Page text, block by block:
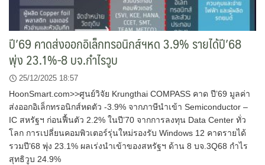
ปี’69 คาดส่งออกอิเล็กทรอนิกส์ฯหด 3.9% รายได้ปี’68
พุ่ง 23.1%-8 บจ.กำไรวูบ
25/12/2025 18:57
HoonSmart.com>>ศูนย์วิจัย Krungthai COMPASS คาด ปี’69 มูลค่า
ส่งออกอิเล็กทรอนิกส์หดตัว -3.9% จากภาษีนำเข้า Semiconductor –
IC สหรัฐฯ ก่อนฟื้นตัว 2.2% ในปี’70 จากการลงทุน Data Center ทั่ว
โลก การเปลี่ยนคอมพิวเตอร์รุ่นใหม่รองรับ Windows 12 คาดรายได้
รวมปี’68 พุ่ง 23.1% ผลเร่งนำเข้าของสหรัฐฯ ด้าน 8 บจ.3Q68 กำไร
สุทธิวูบ 24.9%